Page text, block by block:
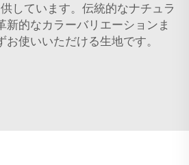
しています。伝統的なナチュラ
新的なカラーバリエーションま
お使いいただける生地です。